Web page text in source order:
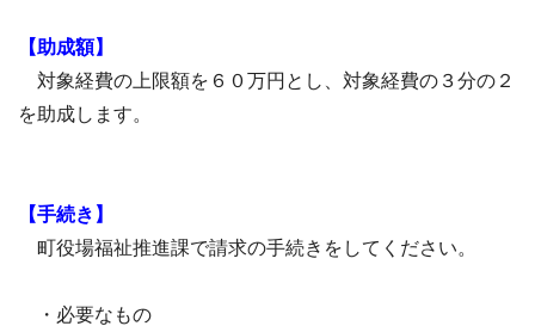
【助成額】
対象経費の上限額を６０万円とし、対象経費の３分の２
を助成します。
【手続き】
町役場福祉推進課で請求の手続きをしてください。
・必要なもの